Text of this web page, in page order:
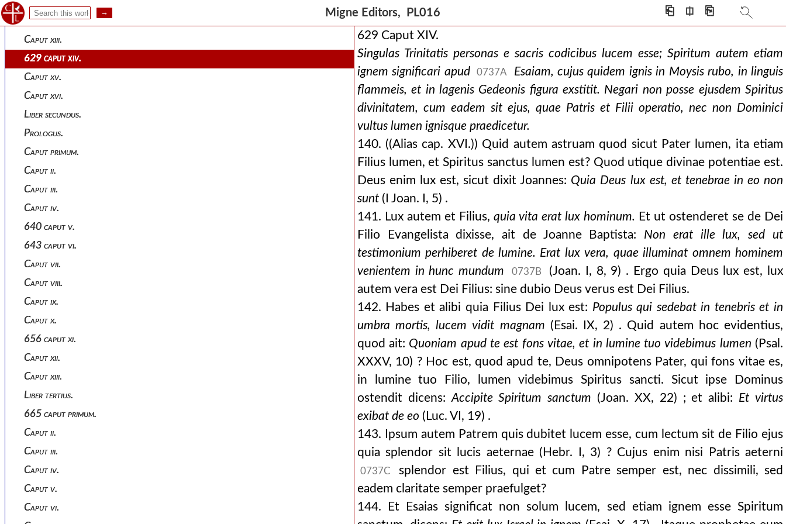
Migne Editors, PL016 ⎗ ⎅ ⎘
Caput xii.
Caput xiii.
629 caput xiv.
Caput xv.
Caput xvi.
Liber secundus.
Prologus.
Caput primum.
Caput ii.
Caput iii.
Caput iv.
640 caput v.
643 caput vi.
Caput vii.
Caput viii.
Caput ix.
Caput x.
656 caput xi.
Caput xii.
Caput xiii.
Liber tertius.
665 caput primum.
Caput ii.
Caput iii.
Caput iv.
Caput v.
Caput vi.
629 Caput XIV.
Singulas Trinitatis personas e sacris codicibus lucem esse; Spiritum autem etiam
ignem significari apud
0737A
Esaiam, cujus quidem ignis in Moysis rubo, in linguis
flammeis, et in lagenis Gedeonis figura exstitit. Negari non posse ejusdem Spiritus
divinitatem, cum eadem sit ejus, quae Patris et Filii operatio, nec non Dominici
vultus lumen ignisque praedicetur.
140. ((Alias cap. XVI.)) Quid autem astruam quod sicut Pater lumen, ita etiam
Filius lumen, et Spiritus sanctus lumen est? Quod utique divinae potentiae est.
Deus enim lux est, sicut dixit Joannes: Quia Deus lux est, et tenebrae in eo non
sunt(I Joan. I, 5) .
141. Lux autem et Filius, quia vita erat lux hominum. Et ut ostenderet se de Dei
Filio Evangelista dixisse, ait de Joanne Baptista: Non erat ille lux, sed ut
testimonium perhiberet de lumine. Erat lux vera, quae illuminat omnem hominem
venientem in hunc mundum
0737B
(Joan. I, 8, 9) . Ergo quia Deus lux est, lux
autem vera est Dei Filius: sine dubio Deus verus est Dei Filius.
142. Habes et alibi quia Filius Dei lux est: Populus qui sedebat in tenebris et in
umbra mortis, lucem vidit magnam (Esai. IX, 2) . Quid autem hoc evidentius,
quod ait: Quoniam apud te est fons vitae, et in lumine tuo videbimus lumen (Psal.
XXXV, 10) ? Hoc est, quod apud te, Deus omnipotens Pater, qui fons vitae es,
in lumine tuo Filio, lumen videbimus Spiritus sancti. Sicut ipse Dominus
ostendit dicens: Accipite Spiritum sanctum (Joan. XX, 22) ; et alibi: Et virtus
exibat de eo (Luc. VI, 19) .
143. Ipsum autem Patrem quis dubitet lucem esse, cum lectum sit de Filio ejus
quia splendor sit lucis aeternae (Hebr. I, 3) ? Cujus enim nisi Patris aeterni
0737C
splendor est Filius, qui et cum Patre semper est, nec dissimili, sed
eadem claritate semper praefulget?
144. Et Esaias significat non solum lucem, sed etiam ignem esse Spiritum